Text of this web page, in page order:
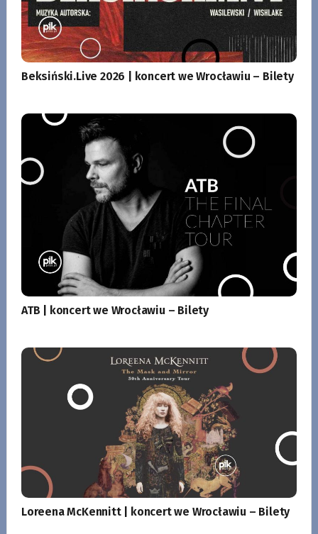
Beksiński.Live 2026 | koncert we Wrocławiu – Bilety
ATB | koncert we Wrocławiu – Bilety
Loreena McKennitt | koncert we Wrocławiu – Bilety